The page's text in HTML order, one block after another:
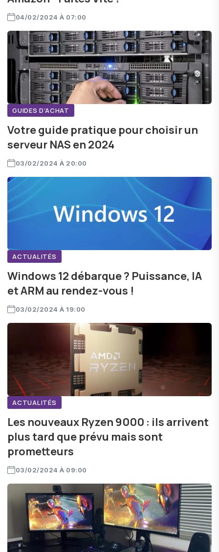
04/02/2024 À 07:00
GUIDES D'ACHAT
Votre guide pratique pour choisir un
serveur NAS en 2024
03/02/2024 À 20:00
ACTUALITÉS
Windows 12 débarque ? Puissance, IA
et ARM au rendez-vous !
03/02/2024 À 19:00
ACTUALITÉS
Les nouveaux Ryzen 9000 : ils arrivent
plus tard que prévu mais sont
prometteurs
03/02/2024 À 09:00